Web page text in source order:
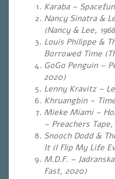
Karaba –
Nancy Sinatra &
(Nancy & Lee,
Louis Philippe &
Borrowed Time
GoGo Penguin –
2020)
Lenny Kravitz –
Khruangbin –
Mieke Miami –
– Preachers
Snooch Dodd &
It (I Flip My Life
M.D.F. –
Fast, 2020)